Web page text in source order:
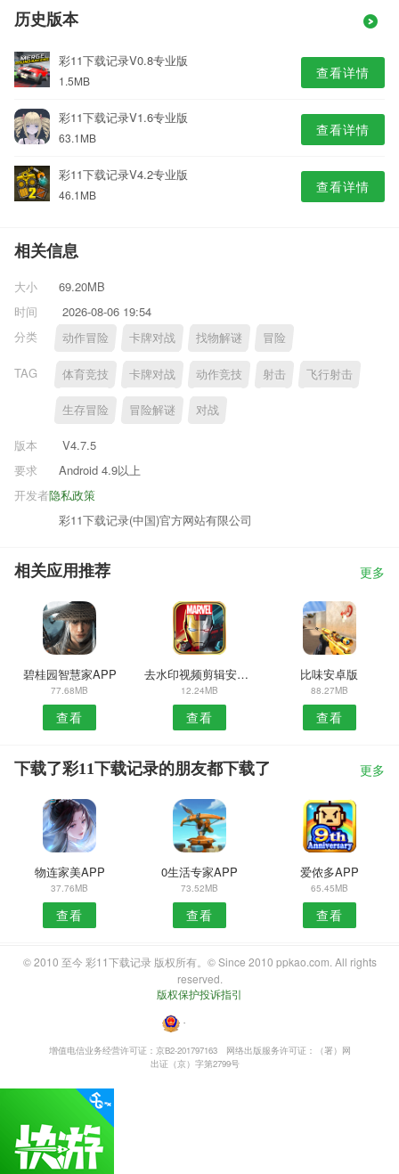
历史版本
彩11下载记录V0.8专业版
1.5MB 查看详情
彩11下载记录V1.6专业版
63.1MB 查看详情
彩11下载记录V4.2专业版
46.1MB 查看详情
相关信息
大小
69.20MB
时间
2026-08-06 19:54
分类
动作冒险 卡牌对战 找物解谜 冒险
TAG 体育竞技 卡牌对战 动作竞技 射击 飞行射击
生存冒险 冒险解谜 对战
版本
V4.7.5
要求
Android 4.9以上
隐私政策
开发者
彩11下载记录(中国)官方网站有限公司
相关应用推荐 更多
碧桂园智慧家APP
77.68MB
查看
去水印视频剪辑安卓版
12.24MB
查看
比味安卓版
88.27MB
查看
下载了彩11下载记录的朋友都下载了 更多
物连家美APP
37.76MB
查看
0生活专家APP
73.52MB
查看
爱侬多APP
65.45MB
查看
© 2010 至今 彩11下载记录 版权所有。© Since 2010 ppkao.com. All rights
reserved.
版权保护投诉指引
・
增值电信业务经营许可证：京B2-201797163
网络出版服务许可证：（署）网
出证（京）字第2799号